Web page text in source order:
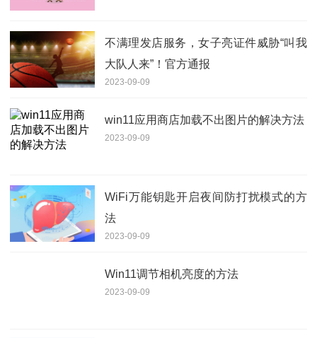
不满理发店服务，女子亮证件威胁“叫我
大队人来”！官方通报
2023-09-09
win11应用商店加载不出图片的解决方法
2023-09-09
WiFi万能钥匙开启夜间防打扰模式的方
法
2023-09-09
Win11调节相机亮度的方法
2023-09-09